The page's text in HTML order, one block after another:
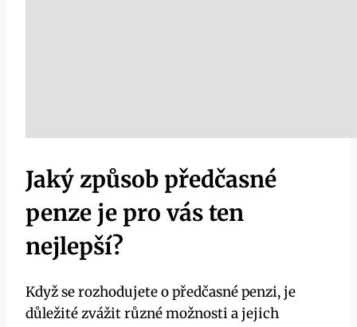
Jaký způsob předčasné
penze je pro vás ten
nejlepší?
Když se rozhodujete o předčasné penzi, je
důležité zvážit různé možnosti a jejich